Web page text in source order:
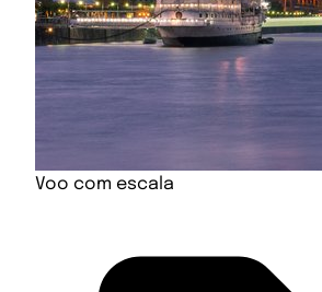
Voo com escala